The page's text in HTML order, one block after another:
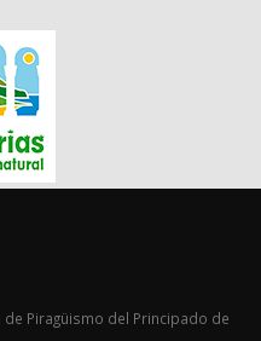
Piragüismo del Principado de